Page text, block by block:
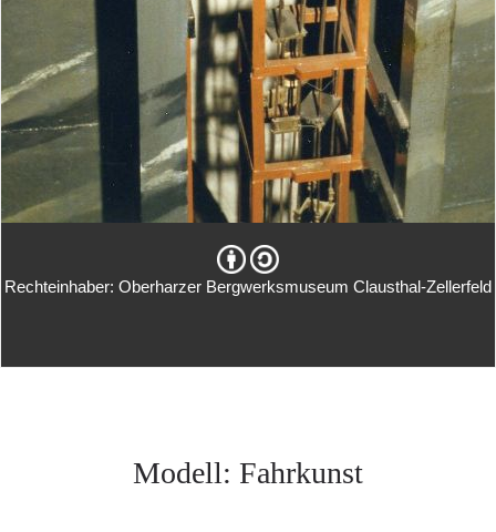
Rechteinhaber: Oberharzer Bergwerksmuseum Clausthal-Zellerfeld
Modell: Fahrkunst